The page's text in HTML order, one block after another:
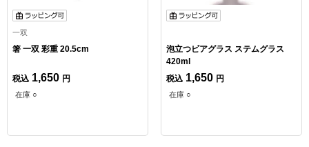
一双
箸 一双 彩重 20.5cm
税込 1,650 円
在庫 ○
泡立つビアグラス ステムグラス
420ml
税込 1,650 円
在庫 ○